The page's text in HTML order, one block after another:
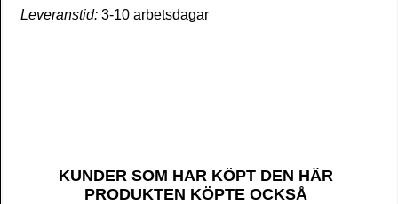
Leveranstid: 3-10 arbetsdagar
KUNDER SOM HAR KÖPT DEN HÄR
PRODUKTEN KÖPTE OCKSÅ